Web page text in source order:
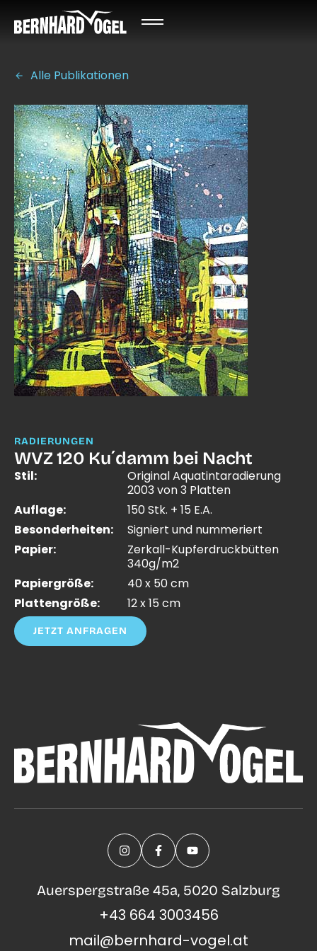
Alle Publikationen
RADIERUNGEN
WVZ 120 Ku´damm bei Nacht
Stil:
Original Aquatintaradierung
2003 von 3 Platten
Auflage:
150 Stk. + 15 E.A.
Besonderheiten:
Signiert und nummeriert
Papier:
Zerkall-Kupferdruckbütten
340g/m2
Papiergröße:
40 x 50 cm
Plattengröße:
12 x 15 cm
JETZT ANFRAGEN
Auerspergstraße 45a, 5020 Salzburg
+43 664 3003456
mail@bernhard-vogel.at